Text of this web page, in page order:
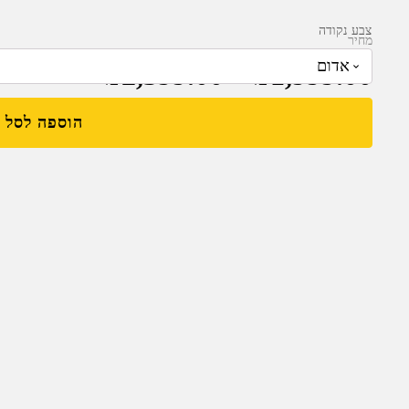
מחיר
₪1,999.00
–
₪2,399.00
צבע נקודה
הוספה לסל